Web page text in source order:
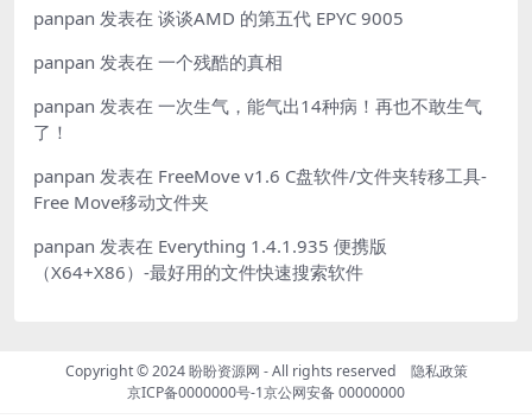
panpan 发表在 谈谈AMD 的第五代 EPYC 9005
panpan 发表在 一个残酷的真相
panpan 发表在 一次生气，能气出14种病！再也不敢生气
了！
panpan 发表在 FreeMove v1.6 C盘软件/文件夹转移工具-
Free Move移动文件夹
panpan 发表在 Everything 1.4.1.935 便携版
（X64+X86）-最好用的文件快速搜索软件
Copyright © 2024盼盼资源网 - All rights reserved 隐私政策
京ICP备0000000号-1京公网安备 00000000